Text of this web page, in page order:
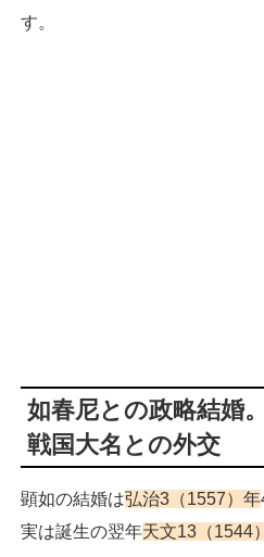
す。
如春尼との政略結婚
戦国大名との外交
顕如の結婚は弘治3（1557）年
実は誕生の翌年天文13（1544